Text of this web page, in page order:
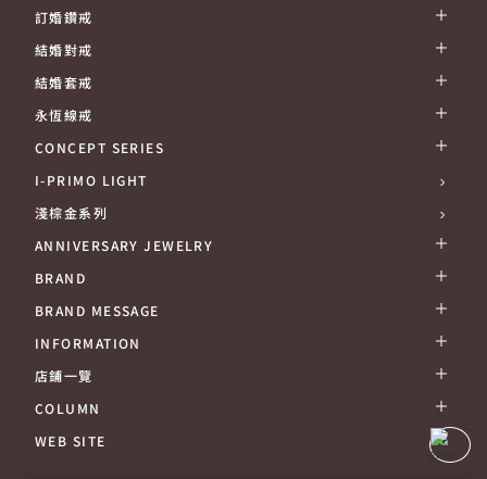
訂婚鑽戒
結婚對戒
結婚套戒
永恆線戒
CONCEPT SERIES
I-PRIMO LIGHT
淺棕金系列
ANNIVERSARY JEWELRY
BRAND
BRAND MESSAGE
INFORMATION
店鋪一覽
COLUMN
WEB SITE